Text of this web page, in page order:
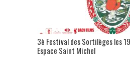
3è Festival des Sortilèges les
Espace Saint Michel